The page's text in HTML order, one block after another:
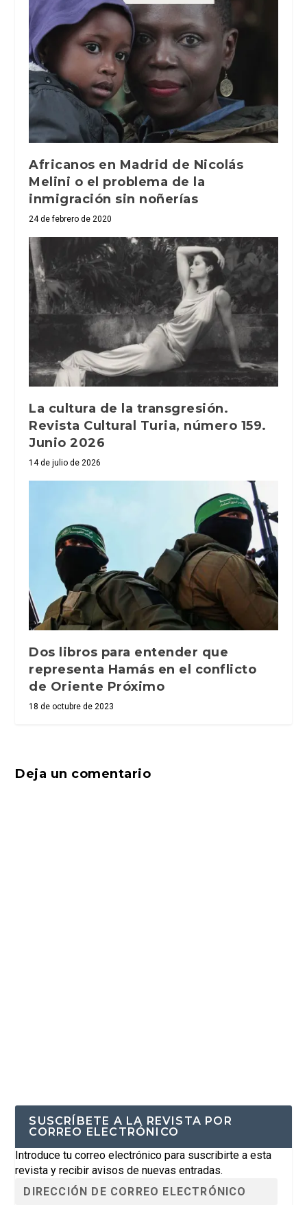
Africanos en Madrid de Nicolás
Melini o el problema de la
inmigración sin noñerías
24 de febrero de 2020
La cultura de la transgresión.
Revista Cultural Turia, número 159.
Junio 2026
14 de julio de 2026
Dos libros para entender que
representa Hamás en el conflicto
de Oriente Próximo
18 de octubre de 2023
Deja un comentario
SUSCRÍBETE A LA REVISTA POR
CORREO ELECTRÓNICO
Introduce tu correo electrónico para suscribirte a esta
revista y recibir avisos de nuevas entradas.